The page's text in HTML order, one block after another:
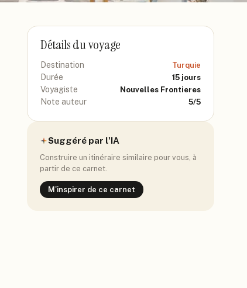
Détails du voyage
Destination Turquie
Durée 15 jours
Voyagiste Nouvelles Frontieres
Note auteur 5/5
Suggéré par l'IA
Construire un itinéraire similaire pour vous, à
partir de ce carnet.
M'inspirer de ce carnet